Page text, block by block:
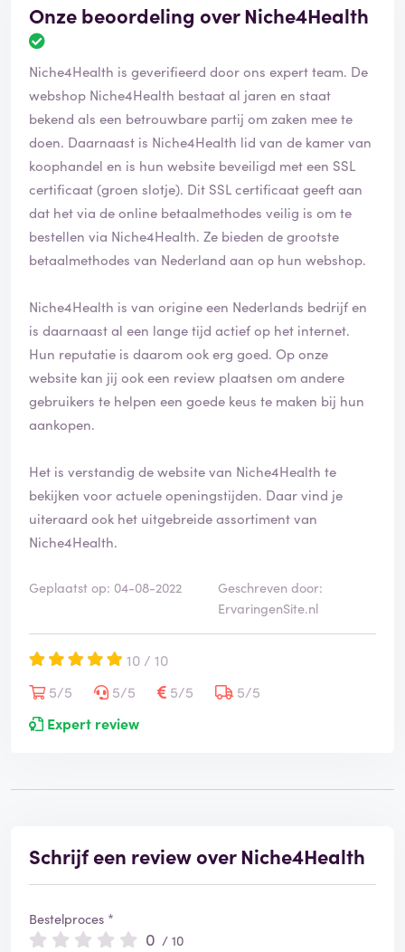
Onze beoordeling over Niche4Health
B
o
o
r
d
e
l
i
n
i
s
e
v
e
r
i
f
e
r
d
Niche4Health is geverifieerd door ons expert team. De
webshop Niche4Health bestaat al jaren en staat
bekend als een betrouwbare partij om zaken mee te
doen. Daarnaast is Niche4Health lid van de kamer van
koophandel en is hun website beveiligd met een SSL
certificaat (groen slotje). Dit SSL certificaat geeft aan
dat het via de online betaalmethodes veilig is om te
bestellen via Niche4Health. Ze bieden de grootste
betaalmethodes van Nederland aan op hun webshop.
Niche4Health is van origine een Nederlands bedrijf en
is daarnaast al een lange tijd actief op het internet.
Hun reputatie is daarom ook erg goed. Op onze
website kan jij ook een review plaatsen om andere
gebruikers te helpen een goede keus te maken bij hun
aankopen.
Het is verstandig de website van Niche4Health te
bekijken voor actuele openingstijden. Daar vind je
uiteraard ook het uitgebreide assortiment van
Niche4Health.
Geplaatst op: 04-08-2022
Geschreven door:
ErvaringenSite.nl
10 / 10
5/5
5/5 5/5
5/5
Expert review
Schrijf een review over Niche4Health
Bestelproces *
0 / 10